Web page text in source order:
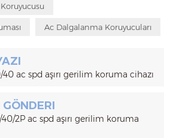
Ac Dalgalanma Koruyucuları
40 ac spd aşırı gerilim koruma cihazı
40/2P ac spd aşırı gerilim koruma